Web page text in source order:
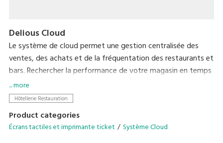
Delious Cloud
Le système de cloud permet une gestion centralisée des
ventes, des achats et de la fréquentation des restaurants et
bars. Rechercher la performance de votre magasin en temps
réel.
Accessible depuis n'importe quel emplacement, sans avoir
... more
Hôtellerie Restauration
Product categories
Écrans tactiles et imprimante ticket Système Cloud